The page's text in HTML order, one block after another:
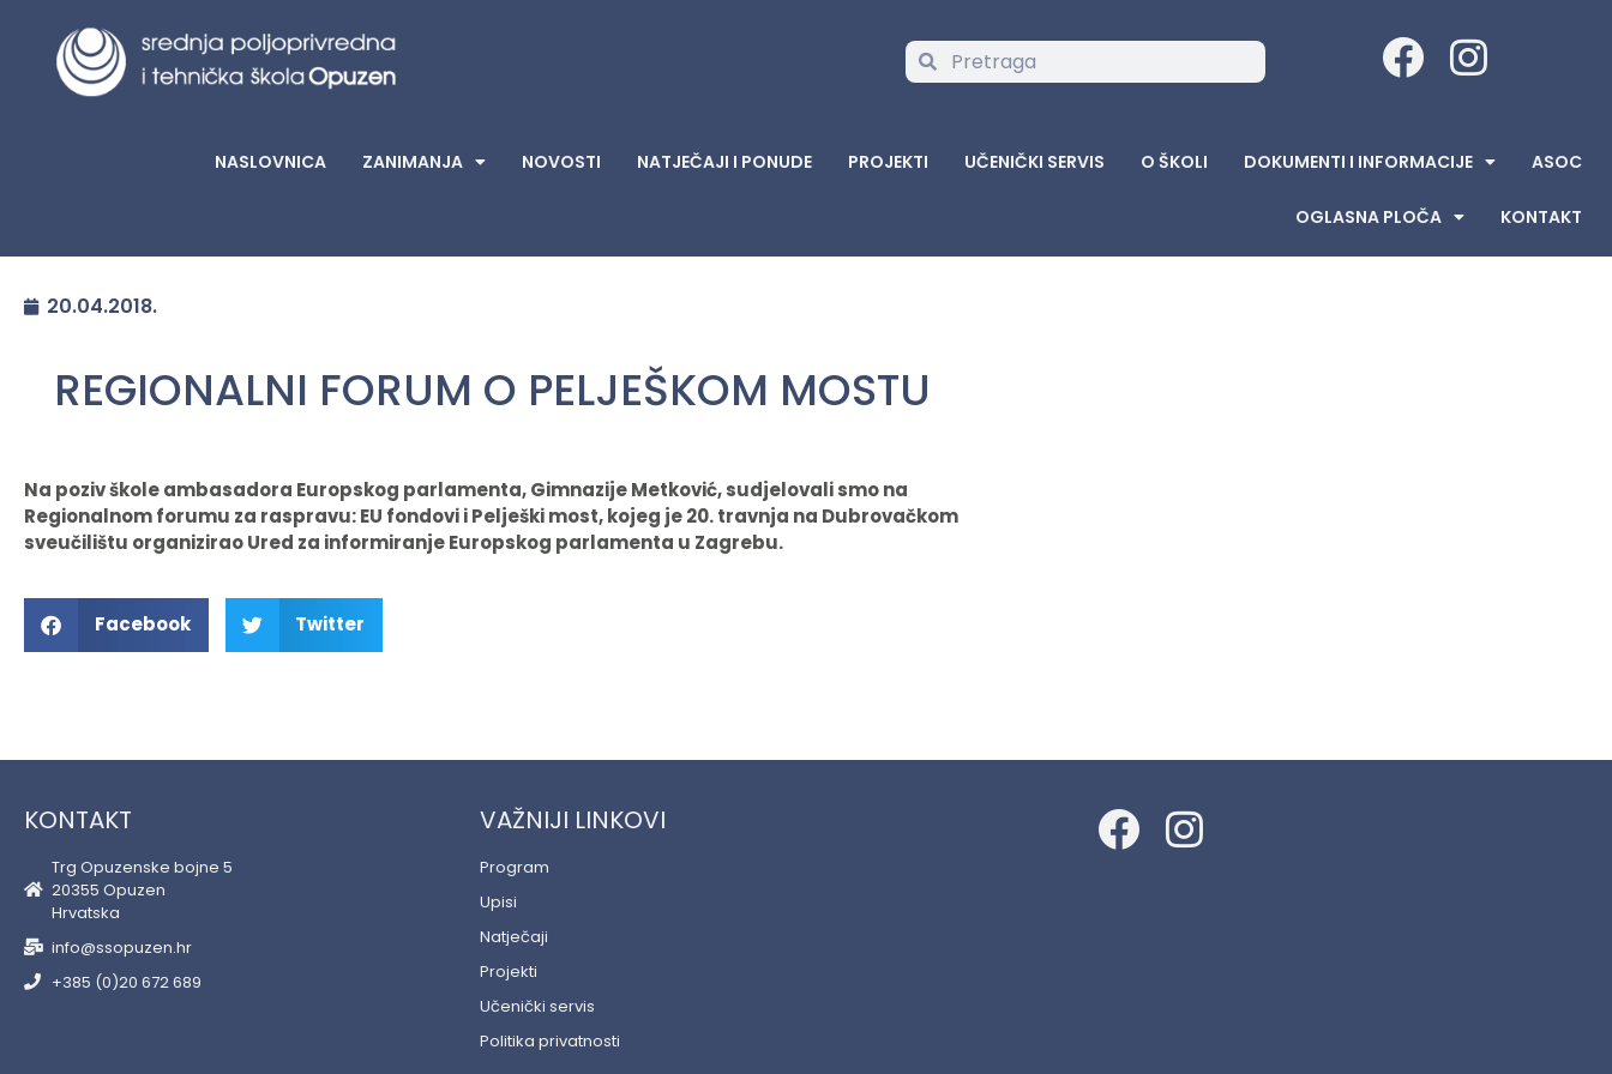
NASLOVNICA ZANIMANJA NOVOSTI NATJEČAJI I PONUDE PROJEKTI UČENIČKI SERVIS O ŠKOLI DOKUMENTI I INFORMACIJE ASOC
OGLASNA PLOČA KONTAKT
20.04.2018.
REGIONALNI FORUM O PELJEŠKOM MOSTU
Na poziv škole ambasadora Europskog parlamenta, Gimnazije Metković, sudjelovali smo na
Regionalnom forumu za raspravu: EU fondovi i Pelješki most, kojeg je 20. travnja na Dubrovačkom
sveučilištu organizirao Ured za informiranje Europskog parlamenta u Zagrebu.
Facebook Twitter
KONTAKT
Trg Opuzenske bojne 5
20355 Opuzen
Hrvatska
info@ssopuzen.hr
+385 (0)20 672 689
VAŽNIJI LINKOVI
Program
Upisi
Natječaji
Projekti
Učenički servis
Politika privatnosti